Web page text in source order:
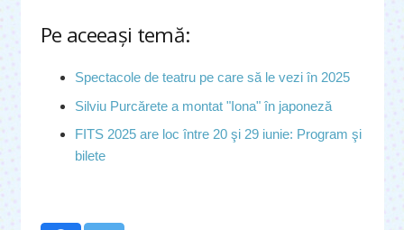
Pe aceeaşi temă:
Spectacole de teatru pe care să le vezi în 2025
Silviu Purcărete a montat "Iona" în japoneză
FITS 2025 are loc între 20 şi 29 iunie: Program şi
bilete